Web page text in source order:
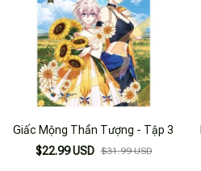
Giấc Mộng Thần Tượng - Tập 3
$22.99 USD $31.99 USD